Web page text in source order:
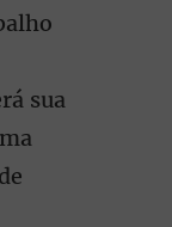
sua